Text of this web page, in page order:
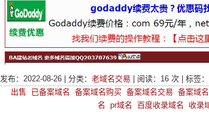
发布：2022-08-26 | 分类： 老域名交易 | 阅读： 16 次 | 标签：
出售
已备案域名 备案域名购买 备案域名交易 备案域
名
pr域名 百度收录域名 收录